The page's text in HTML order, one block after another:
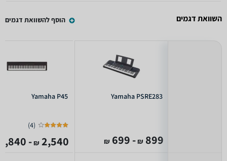
השוואת דגמים הוסף להשוואת דגמים
Yamaha PSRE283
899
₪
- 699
₪
Yamaha P45
(
4
)
2,540
₪
- 1,840